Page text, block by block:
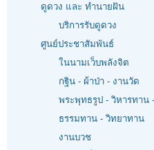
ดูดวง และ ทำนายฝัน
บริการรับดูดวง
ศูนย์ประชาสัมพันธ์
ในนามเว็บพลังจิต
กฐิน - ผ้าป่า - งานวัด
พระพุทธรูป - วิหารทาน
ธรรมทาน - วิทยาทาน
งานบวช